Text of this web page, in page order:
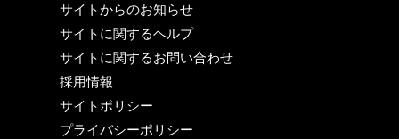
サイトからのお知らせ
サイトに関するヘルプ
サイトに関するお問い合わせ
採用情報
サイトポリシー
プライバシーポリシー